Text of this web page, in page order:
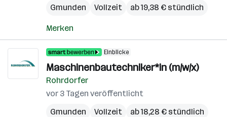
Gmunden
Vollzeit ab 19,38 € stündlich
Merken
Einblicke
Maschinenbautechniker*in (m/w/x)
Rohrdorfer
vor 3 Tagen veröffentlicht
Gmunden
Vollzeit ab 18,28 € stündlich